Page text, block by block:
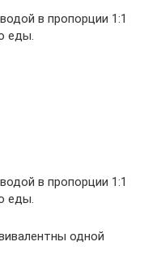
в пропорции 1:1
еды.
в пропорции 1:1
еды.
одной